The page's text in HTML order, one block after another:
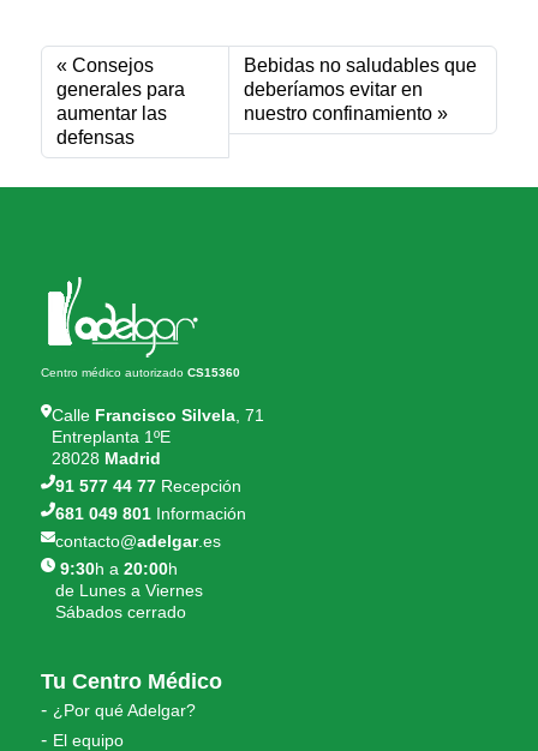
Consejos
generales para
aumentar las
defensas
Bebidas no saludables que
deberíamos evitar en
nuestro confinamiento
Centro médico autorizadoCS15360
Calle Francisco Silvela , 71
Entreplanta 1ºE
28028 Madrid
91 577 44 77 Recepción
681 049 801 Información
contacto@adelgar.es
9:30h a20:00h
de Lunes a Viernes
Sábados cerrado
Tu Centro Médico
¿Por qué Adelgar?
El equipo